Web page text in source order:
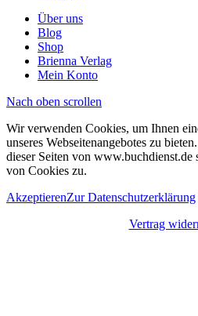
Über uns
Blog
Shop
Brienna Verlag
Mein Konto
Nach oben scrollen
Wir verwenden Cookies, um Ihnen
unseres Webseitenangebotes zu
dieser Seiten von www.buchdienst.de
von Cookies zu.
AkzeptierenZur Datenschutzerklärung
Vertrag